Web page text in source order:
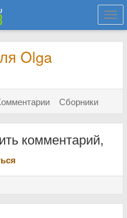
Olga
Сборники
комментарий,